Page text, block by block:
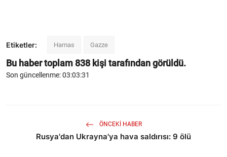
Etiketler: Hamas Gazze
Bu haber toplam 838 kişi tarafından görüldü.
Son güncellenme: 03:03:31
ÖNCEKI HABER
Rusya'dan Ukrayna'ya hava saldırısı: 9 ölü